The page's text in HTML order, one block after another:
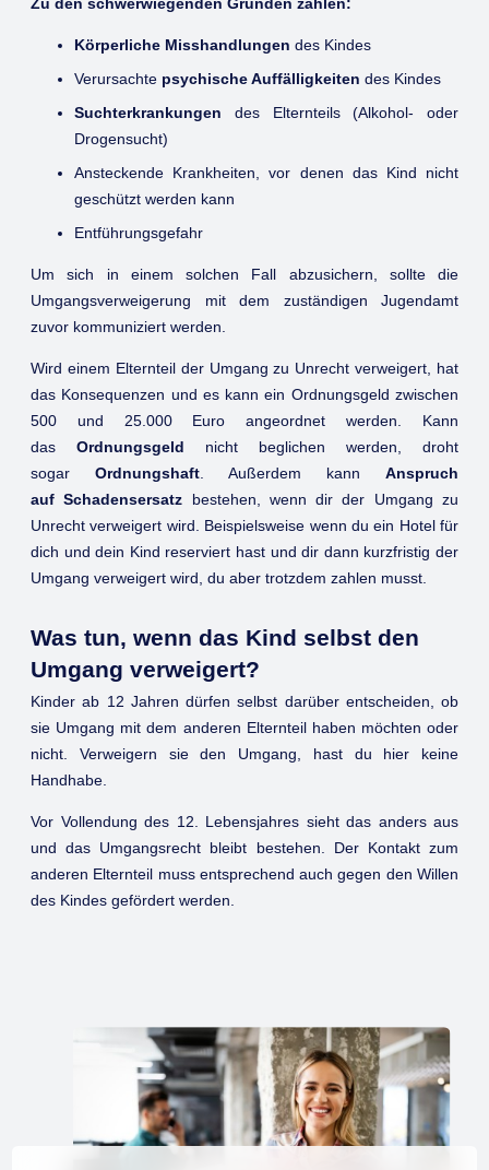
Körperliche Misshandlungen des Kindes
Verursachte psychische Auffälligkeiten des Kindes
Suchterkrankungen des Elternteils (Alkohol- oder
Drogensucht)
Ansteckende Krankheiten, vor denen das Kind nicht
geschützt werden kann
Entführungsgefahr
Um sich in einem solchen Fall abzusichern, sollte die
Umgangsverweigerung mit dem zuständigen Jugendamt
zuvor kommuniziert werden.
Wird einem Elternteil der Umgang zu Unrecht verweigert, hat
das Konsequenzen und es kann ein Ordnungsgeld zwischen
500 und 25.000 Euro angeordnet werden. Kann
das Ordnungsgeld nicht beglichen werden, droht
sogar Ordnungshaft . Außerdem kann Anspruch
auf Schadensersatz bestehen, wenn dir der Umgang zu
Unrecht verweigert wird. Beispielsweise wenn du ein Hotel für
dich und dein Kind reserviert hast und dir dann kurzfristig der
Umgang verweigert wird, du aber trotzdem zahlen musst.
Was tun, wenn das Kind selbst den
Umgang verweigert?
Kinder ab 12 Jahren dürfen selbst darüber entscheiden, ob
sie Umgang mit dem anderen Elternteil haben möchten oder
nicht. Verweigern sie den Umgang, hast du hier keine
Handhabe.
Vor Vollendung des 12. Lebensjahres sieht das anders aus
und das Umgangsrecht bleibt bestehen. Der Kontakt zum
anderen Elternteil muss entsprechend auch gegen den Willen
des Kindes gefördert werden.